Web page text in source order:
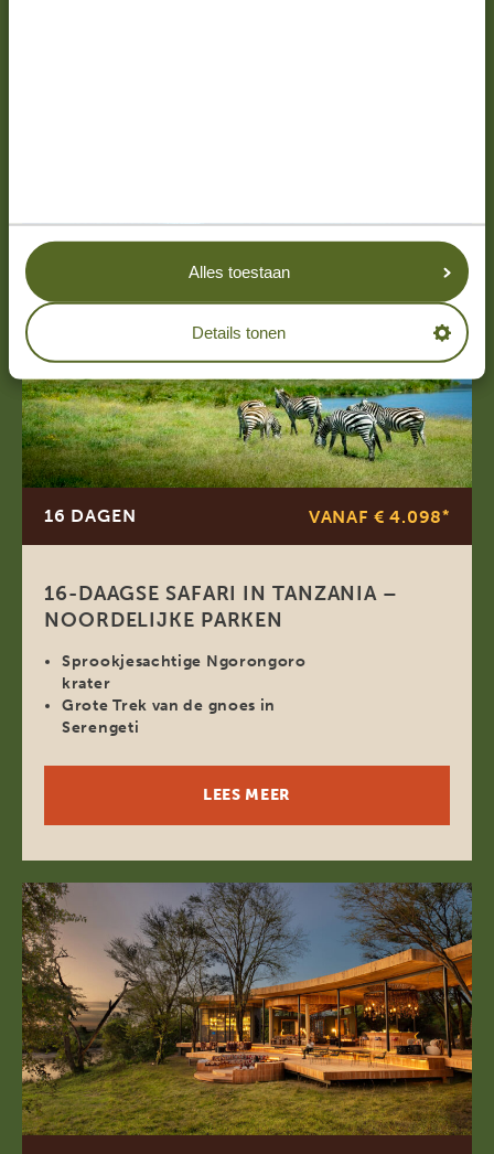
Alles toestaan
Details tonen
16 DAGEN VANAF € 4.098*
16-DAAGSE SAFARI IN TANZANIA –
NOORDELIJKE PARKEN
Sprookjesachtige Ngorongoro
krater
Grote Trek van de gnoes in
Serengeti
LEES MEER